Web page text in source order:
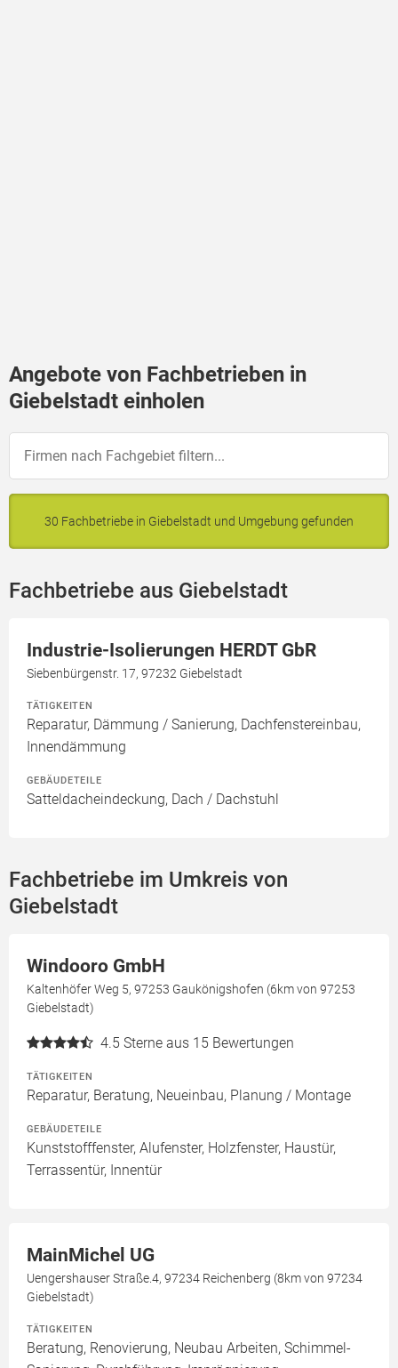
Angebote von Fachbetrieben in
Giebelstadt einholen
30 Fachbetriebe in Giebelstadt und Umgebung gefunden
Fachbetriebe aus Giebelstadt
Industrie-Isolierungen HERDT GbR
Siebenbürgenstr. 17, 97232 Giebelstadt
TÄTIGKEITEN
Reparatur, Dämmung / Sanierung, Dachfenstereinbau,
Innendämmung
GEBÄUDETEILE
Satteldacheindeckung, Dach / Dachstuhl
Fachbetriebe im Umkreis von
Giebelstadt
Windooro GmbH
Kaltenhöfer Weg 5, 97253 Gaukönigshofen (6km von 97253
Giebelstadt)
4.5 Sterne aus 15 Bewertungen
TÄTIGKEITEN
Reparatur, Beratung, Neueinbau, Planung / Montage
GEBÄUDETEILE
Kunststofffenster, Alufenster, Holzfenster, Haustür,
Terrassentür, Innentür
MainMichel UG
Uengershauser Straße.4, 97234 Reichenberg (8km von 97234
Giebelstadt)
TÄTIGKEITEN
Beratung, Renovierung, Neubau Arbeiten, Schimmel-